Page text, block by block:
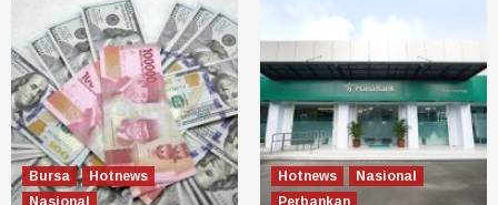
Bursa
Hotnews
Hotnews
Nasional